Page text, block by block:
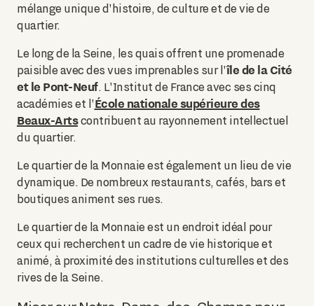
mélange unique d'histoire, de culture et de vie de
quartier.
Le long de la Seine, les quais offrent une promenade
paisible avec des vues imprenables sur l'île de la Cité
et le Pont-Neuf. L'Institut de France avec ses cinq
académies et l'École nationale supérieure des
Beaux-Artscontribuent au rayonnement intellectuel
du quartier.
Le quartier de la Monnaie est également un lieu de vie
dynamique. De nombreux restaurants, cafés, bars et
boutiques animent ses rues.
Le quartier de la Monnaie est un endroit idéal pour
ceux qui recherchent un cadre de vie historique et
animé, à proximité des institutions culturelles et des
rives de la Seine.